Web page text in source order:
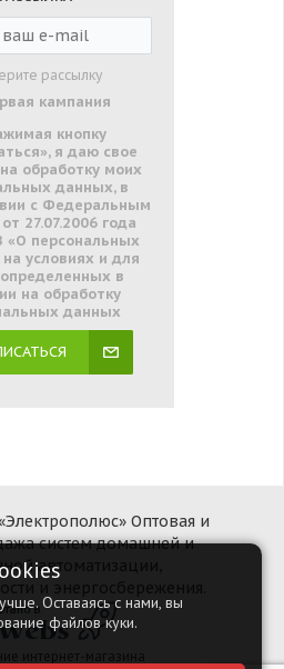
рассылку
кампания
кнопку
я даю свое
обработку моих
данных, в
с Федеральным
27.07.2006 года
персональных
условиях и для
в
на обработку
данных
Оптовая и
систем домашней и
автоматизации,
и энергосбережения.
Оставаясь с нами, вы
файлов куки.